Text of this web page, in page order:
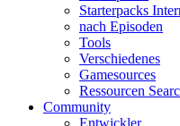
Starterpacks
nach Episoden
Tools
Verschiedenes
Gamesources
Ressourcen
Community
Entwickler